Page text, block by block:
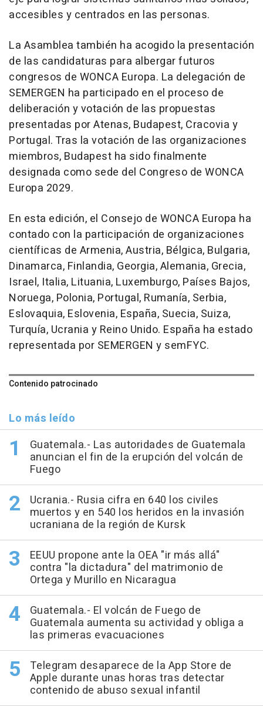
accesibles y centrados en las personas.
La Asamblea también ha acogido la presentación
de las candidaturas para albergar futuros
congresos de WONCA Europa. La delegación de
SEMERGEN ha participado en el proceso de
deliberación y votación de las propuestas
presentadas por Atenas, Budapest, Cracovia y
Portugal. Tras la votación de las organizaciones
miembros, Budapest ha sido finalmente
designada como sede del Congreso de WONCA
Europa 2029.
En esta edición, el Consejo de WONCA Europa ha
contado con la participación de organizaciones
científicas de Armenia, Austria, Bélgica, Bulgaria,
Dinamarca, Finlandia, Georgia, Alemania, Grecia,
Israel, Italia, Lituania, Luxemburgo, Países Bajos,
Noruega, Polonia, Portugal, Rumanía, Serbia,
Eslovaquia, Eslovenia, España, Suecia, Suiza,
Turquía, Ucrania y Reino Unido. España ha estado
representada por SEMERGEN y semFYC.
Contenido patrocinado
Lo más leído
Guatemala.- Las autoridades de Guatemala
anuncian el fin de la erupción del volcán de
Fuego
Ucrania.- Rusia cifra en 640 los civiles
muertos y en 540 los heridos en la invasión
ucraniana de la región de Kursk
EEUU propone ante la OEA "ir más allá"
contra "la dictadura" del matrimonio de
Ortega y Murillo en Nicaragua
Guatemala.- El volcán de Fuego de
Guatemala aumenta su actividad y obliga a
las primeras evacuaciones
Telegram desaparece de la App Store de
Apple durante unas horas tras detectar
contenido de abuso sexual infantil